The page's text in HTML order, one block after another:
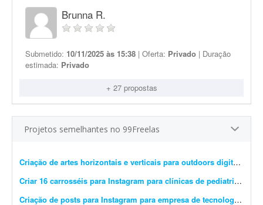
Brunna R.
Submetido: 10/11/2025 às 15:38 | Oferta: Privado | Duração
estimada: Privado
+ 27 propostas
Projetos semelhantes no 99Freelas
Criação de artes horizontais e verticais para outdoors digitais
Criar 16 carrosséis para Instagram para clínicas de pediatria
-
Criação de posts para Instagram para empresa de tecnologia-